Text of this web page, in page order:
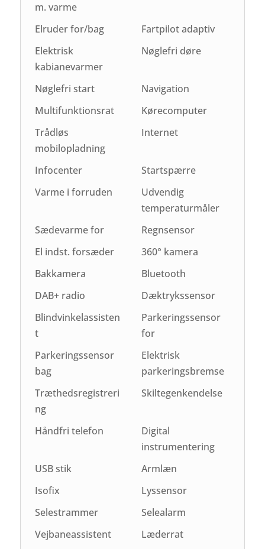
m. varme
Elruder for/bag
Fartpilot adaptiv
Elektrisk
kabianevarmer
Nøglefri døre
Nøglefri start
Navigation
Multifunktionsrat
Kørecomputer
Trådløs
mobilopladning
Internet
Infocenter
Startspærre
Varme i forruden
Udvendig
temperaturmåler
Sædevarme for
Regnsensor
El indst. forsæder
360° kamera
Bakkamera
Bluetooth
DAB+ radio
Dæktrykssensor
Blindvinkelassisten
t
Parkeringssensor
for
Parkeringssensor
bag
Elektrisk
parkeringsbremse
Træthedsregistreri
ng
Skiltegenkendelse
Håndfri telefon
Digital
instrumentering
USB stik
Armlæn
Isofix
Lyssensor
Selestrammer
Selealarm
Vejbaneassistent
Læderrat